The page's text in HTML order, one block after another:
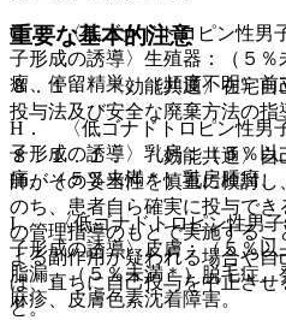
重要な基本的注意
８．１． 〈効能共通〉在宅自
投与法及び安全な廃棄方法の指
８．１．１． 〈効能共通〉自
師がその妥当性を慎重に検討
のち、患者自ら確実に投与で
の管理指導のもとで実施する
よる副作用が疑われる場合や
は、直ちに自己投与を中止させ
と。
G． 〈低ゴナドトロピン性男
子形成の誘導〉生殖器：（５
瘤、停留精巣、（頻度不明）前
H． 〈低ゴナドトロピン性男
子形成の誘導〉乳房：（５％
痛、（５％未満＊）乳房腫瘤、
I． 〈低ゴナドトロピン性男
子形成の誘導〉皮膚：（５％
脂漏、（５％未満＊）脱毛症
麻疹、皮膚色素沈着障害。